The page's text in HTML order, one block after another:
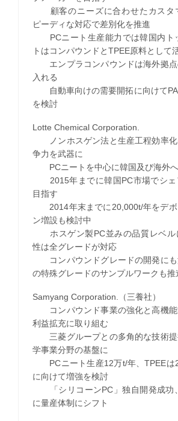
顧客のニーズに合わせたカスタ
ピーディな対応で差別化を推進
PCニート生産能力では韓国内ト
トはコンパウンドとTPEE原料として
エンプラコンパウンドは海外拠点
入れる
自動車向けの需要開拓に向けてPA
を検討
Lotte Chemical Corporation.
ノンホスゲン法と生産工程効率化
争力を武器に
PCニートを中心に韓国及び海外へ
2015年までに韓国PC市場でシェ
目指す
2014年末までに20,000t/年をデボ
ン増設も検討中
ホスゲン製PC並みの品質レベル
性は全グレードが対応
コンパウンドグレードの開発にも
の特殊グレードのサンプルワークも推
Samyang Corporation.（三養社）
コンパウンド事業の強化と高機能
利益拡充に取り組む
三菱グループとの多角的な技術提
学事業分野の基盤に
PCニート生産12万t/年、TPEEは
に向けて増強を検討
「シリコーンPC」独自開発成功
に量産体制にシフト